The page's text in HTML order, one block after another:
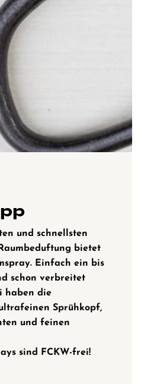
und schnellsten
bietet
Einfach ein bis
schon verbreitet
haben die
Sprühkopf,
und feinen
sind FCKW-frei!